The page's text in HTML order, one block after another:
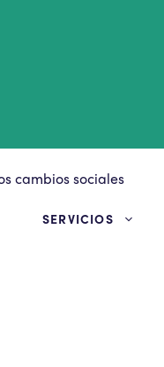
SERVICIOS